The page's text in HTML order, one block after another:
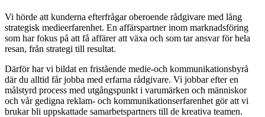
Vi hörde att kunderna efterfrågar oberoende rådgivare med lång
strategisk medieerfarenhet. En affärspartner inom marknadsföring
som har fokus på att få affärer att växa och som tar ansvar för hela
resan, från strategi till resultat.
Därför har vi bildat en fristående medie-och kommunikationsbyrå
där du alltid får jobba med erfarna rådgivare. Vi jobbar efter en
målstyrd process med utgångspunkt i varumärken och människor
och vår gedigna reklam- och kommunikationserfarenhet gör att vi
brukar bli uppskattade samarbetspartners till de kreativa teamen.